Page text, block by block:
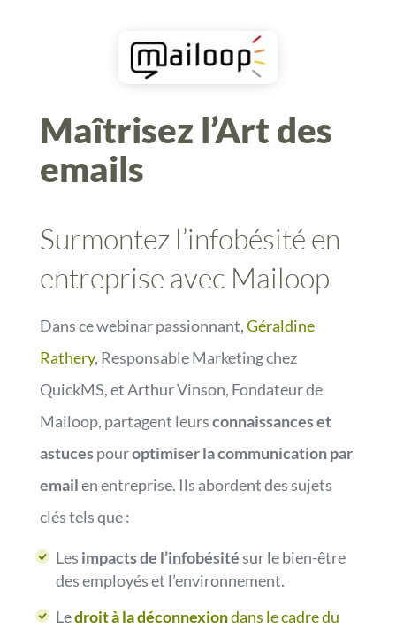
Maîtrisez l’Art des
emails
Surmontez l’infobésité en
entreprise avec Mailoop
Dans ce webinar passionnant,Géraldine
Rathery, Responsable Marketing chez
QuickMS, et Arthur Vinson, Fondateur de
Mailoop, partagent leursconnaissances et
astucespouroptimiser la communication par
emailen entreprise. Ils abordent des sujets
clés tels que :
Les impacts de l’infobésitésur le bien-être
des employés et l’environnement.
Ledroit à la déconnexiondans le cadre du